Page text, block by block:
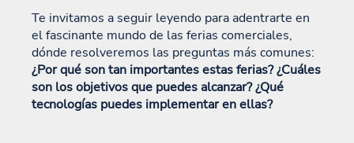
Te invitamos a seguir leyendo para adentrarte en
el fascinante mundo de las ferias comerciales,
dónde resolveremos las preguntas más comunes:
¿Por qué son tan importantes estas ferias? ¿Cuáles
son los objetivos que puedes alcanzar? ¿Qué
tecnologías puedes implementar en ellas?